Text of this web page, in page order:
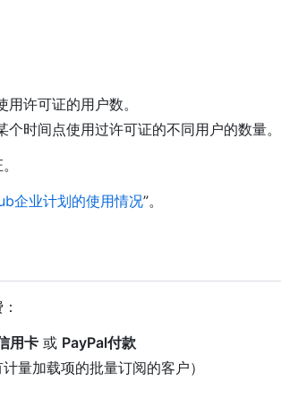
用许可证的用户数。
个时间点使用过许可证的不同用户的数量。
企业计划的使用情况”。
用卡 或 PayPal付款
量加载项的批量订阅的客户）